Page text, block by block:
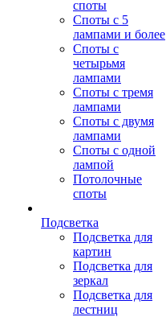
споты
Споты с 5
лампами и более
Споты с
четырьмя
лампами
Споты с тремя
лампами
Споты с двумя
лампами
Споты с одной
лампой
Потолочные
споты
Подсветка
Подсветка для
картин
Подсветка для
зеркал
Подсветка для
лестниц